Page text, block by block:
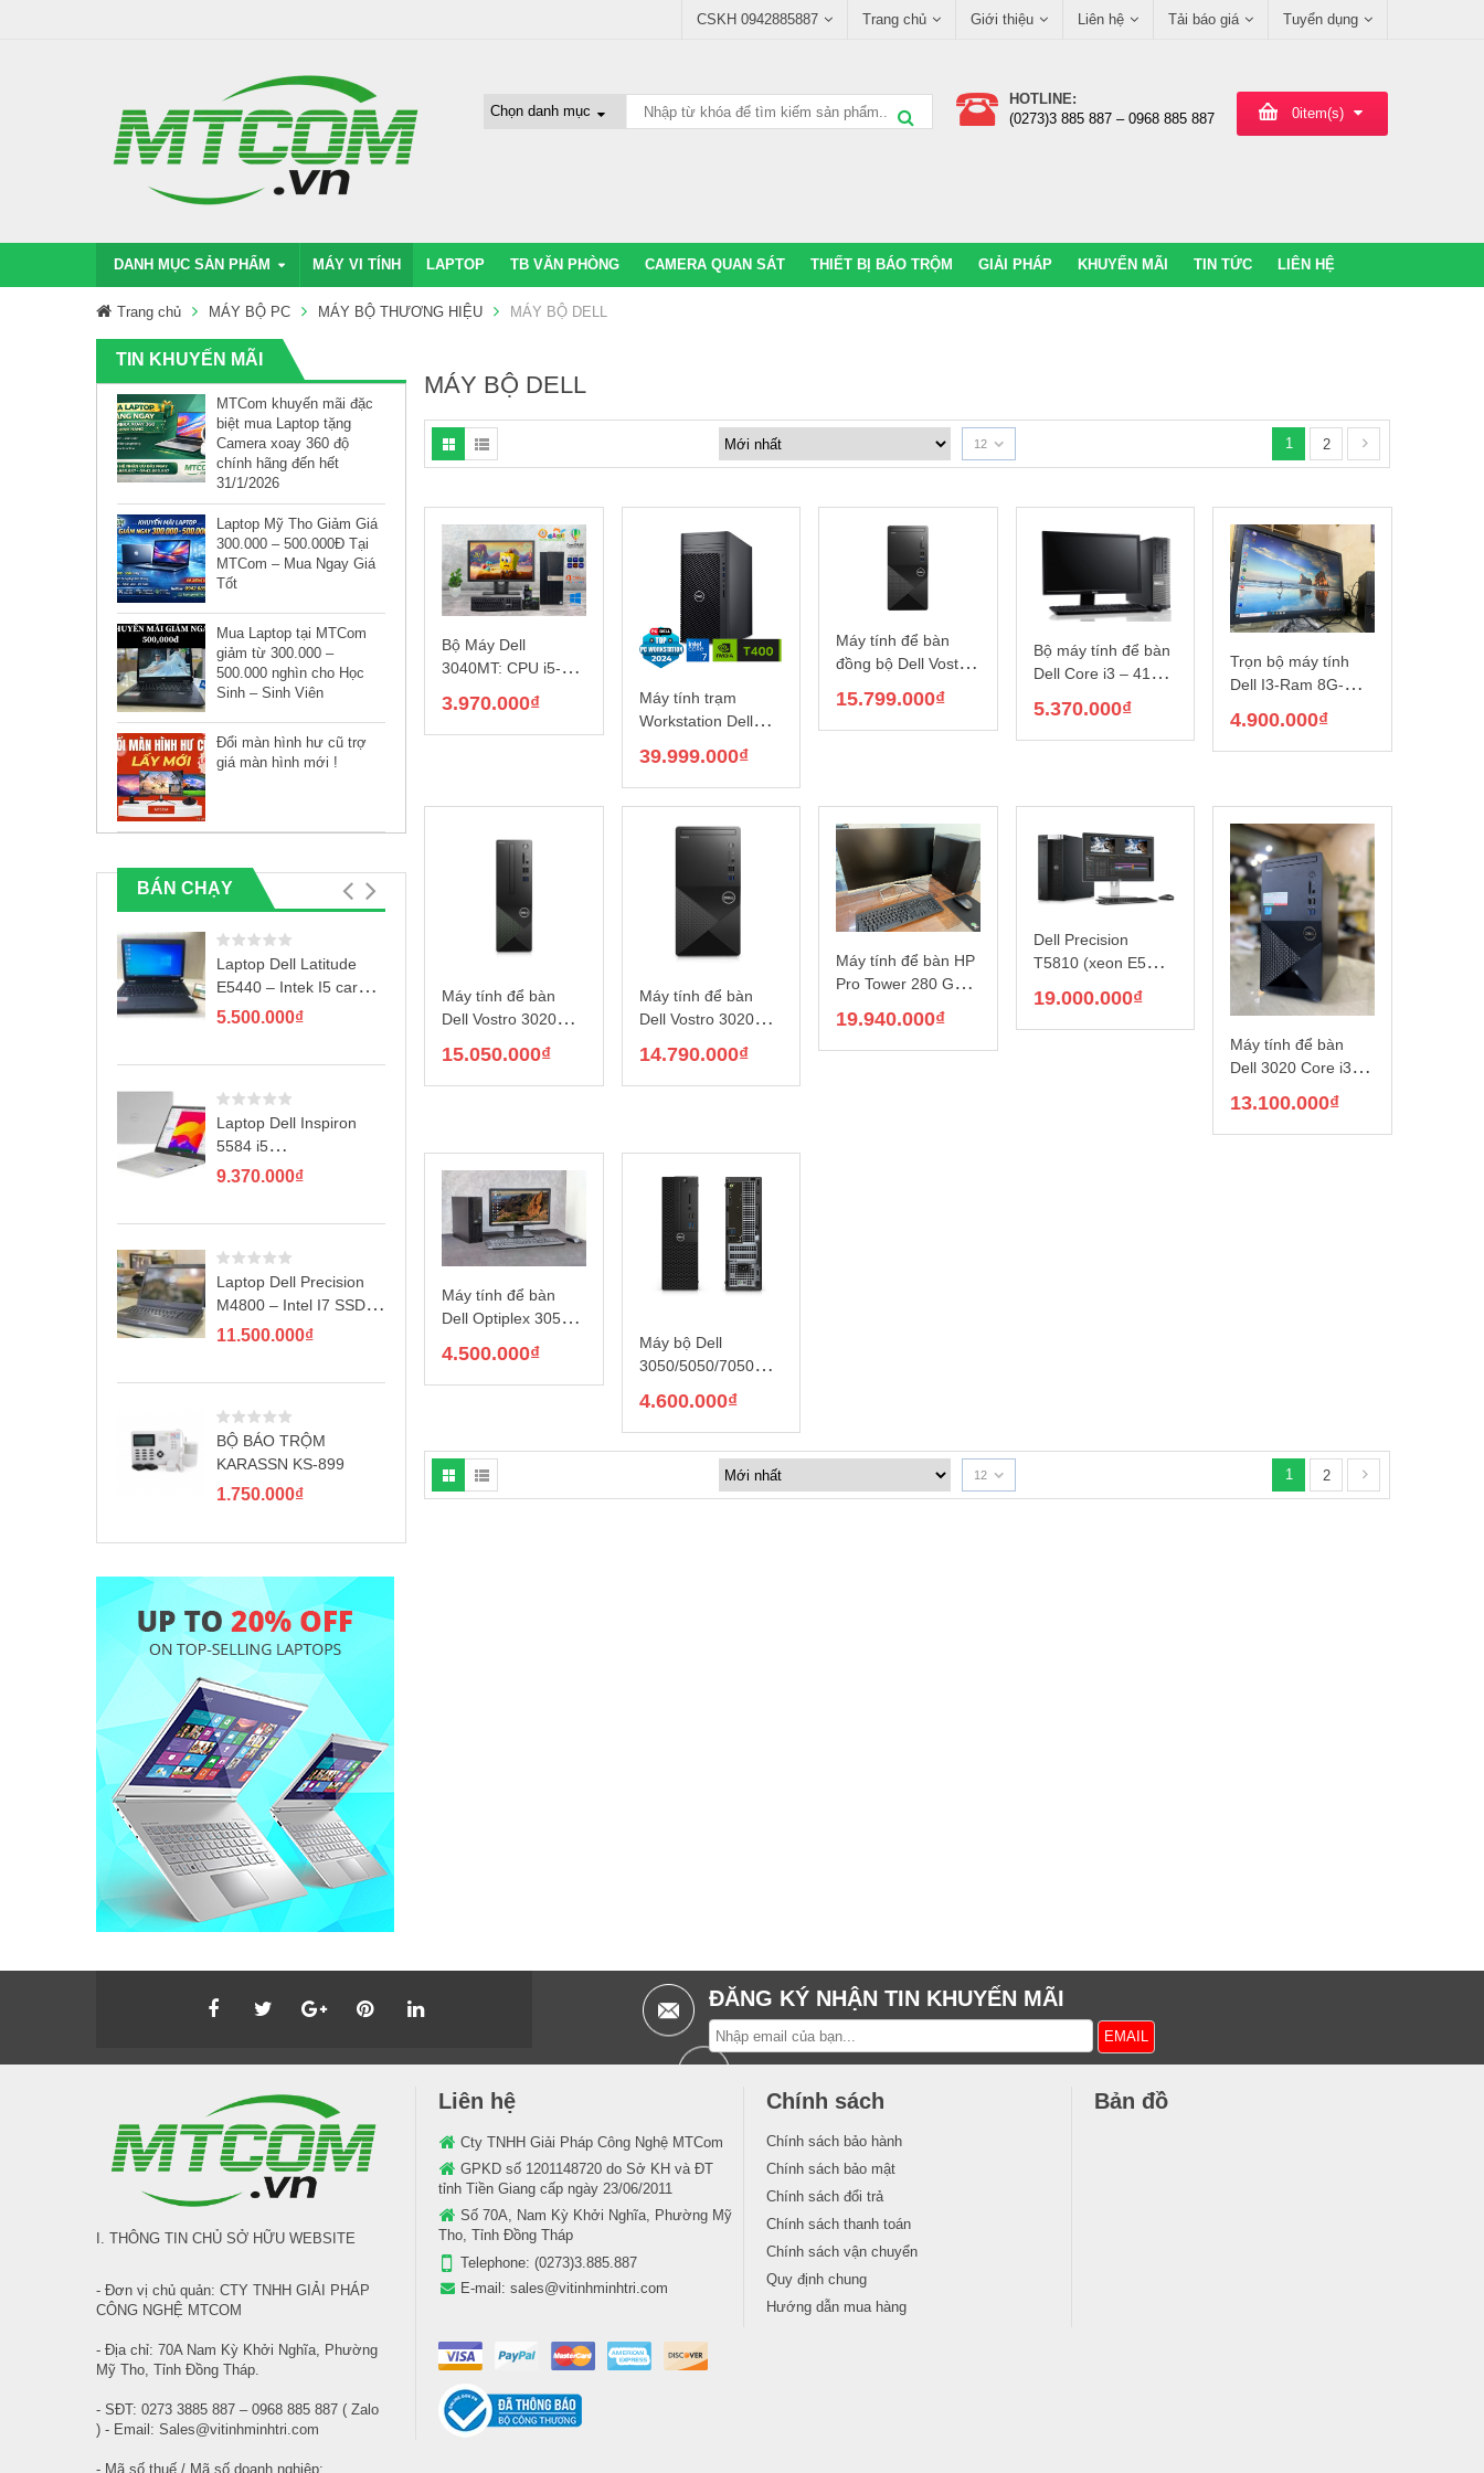
CSKH 0942885887 Trang chủ Giới thiệu Liên hệ Tải báo giá Tuyển dụng
0item(s)
HOTLINE:
(0273)3 885 887 – 0968 885 887
DANH MỤC SẢN PHẨM MÁY VI TÍNH LAPTOP TB VĂN PHÒNG CAMERA QUAN SÁT THIẾT BỊ BÁO TRỘM GIẢI PHÁP KHUYẾN MÃI TIN TỨC LIÊN HỆ
Trang chủ MÁY BỘ PC MÁY BỘ THƯƠNG HIỆU MÁY BỘ DELL
TIN KHUYẾN MÃI
MTCom khuyến mãi đặc
biệt mua Laptop tặng
Camera xoay 360 độ
chính hãng đến hết
31/1/2026
Laptop Mỹ Tho Giảm Giá
300.000 – 500.000Đ Tại
MTCom – Mua Ngay Giá
Tốt
Mua Laptop tại MTCom
giảm từ 300.000 –
500.000 nghìn cho Học
Sinh – Sinh Viên
Đổi màn hình hư cũ trợ
giá màn hình mới !
BÁN CHẠY
Laptop Dell Latitude
E5440 – Intek I5 card
rời GT720M
5.500.000₫
Laptop Dell Inspiron
5584 i5
8265U/4GB/1TB/2GB
9.370.000₫
Laptop Dell Precision
M4800 – Intel I7 SSD
256GB
11.500.000₫
BỘ BÁO TRỘM
KARASSN KS-899
1.750.000₫
MÁY BỘ DELL
12 1 2
Bộ Máy Dell
3040MT: CPU i5-
240GB/ Dell
E1916HV 18.5inch
3.970.000₫
Máy tính trạm
Workstation Dell
Tower (Intel Core i7-
14700/16GB (2×8)
DDR5/256GB SSD_
1TB SSD/VGA T400
4GB/KB, M/300W
PSU/Ubuntu/3Y
42PT3680D02
39.999.000₫
Máy tính để bàn
đồng bộ Dell Vostro
3020T (i5-13400/
RAM 8G/ SSD
512GB/ Windows 11
15.799.000₫
Bộ máy tính để bàn
Dell Core i3 – 4130/
256GB/ Màn hình
21.5 inch
5.370.000₫
Trọn bộ máy tính
Dell I3-Ram 8G-
hình Dell 22inch
4.900.000₫
Máy tính để bàn
Dell Vostro 3020
512G (Core i5-
13400/ Intel B660/
Windows 11 Home)
15.050.000₫
Máy tính để bàn
Dell Vostro 3020
(Core i5-13400/
Intel B660/ 8GB/
Windows 11 Home)
14.790.000₫
Máy tính để bàn HP
Pro Tower 280 G9
12500, 8GB RAM,
512Gb SSD,
19.940.000₫
Dell Precision
T5810 (xeon E5
SSD 512G + HDD
500G / VGA Quadro
19.000.000₫
Máy tính để bàn
Dell 3020 Core i3-
SSD 256GB NVMe
M.2/Windows 11
13.100.000₫
Máy tính để bàn
Dell Optiplex 3050
6100/Ram 8G/SSD
128GB/LCD VSP
4.500.000₫
Máy bộ Dell
3050/5050/7050
6500/8G/SSD240G
B1
4.600.000₫
12 1 2
ĐĂNG KÝ NHẬN TIN KHUYẾN MÃI
I. THÔNG TIN CHỦ SỞ HỮU WEBSITE
- Đơn vị chủ quản: CTY TNHH GIẢI PHÁP
CÔNG NGHỆ MTCOM
- Địa chỉ: 70A Nam Kỳ Khởi Nghĩa, Phường
Mỹ Tho, Tỉnh Đồng Tháp.
- SĐT: 0273 3885 887 – 0968 885 887 ( Zalo
) - Email: Sales@vitinhminhtri.com
- Mã số thuế / Mã số doanh nghiệp:
Liên hệ
Cty TNHH Giải Pháp Công Nghệ MTCom
GPKD số 1201148720 do Sở KH và ĐT
tỉnh Tiền Giang cấp ngày 23/06/2011
Số 70A, Nam Kỳ Khởi Nghĩa, Phường Mỹ
Tho, Tỉnh Đồng Tháp
Telephone: (0273)3.885.887
E-mail: sales@vitinhminhtri.com
Chính sách
Chính sách bảo hành
Chính sách bảo mật
Chính sách đổi trả
Chính sách thanh toán
Chính sách vận chuyển
Quy định chung
Hướng dẫn mua hàng
Bản đồ